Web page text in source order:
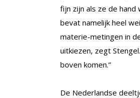
fijn zijn als ze de
bevat namelijk heel
materie-metingen in
uitkiezen, zegt
boven komen.”
De Nederlandse